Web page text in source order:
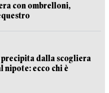
con ombrelloni,
precipita dalla scogliera
nipote: ecco chi è